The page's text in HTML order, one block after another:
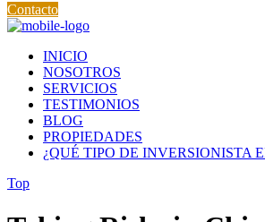
Contacto
INICIO
NOSOTROS
SERVICIOS
TESTIMONIOS
BLOG
PROPIEDADES
¿QUÉ TIPO DE INVERSIONISTA
Top